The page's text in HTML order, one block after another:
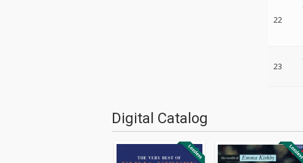
22
23
Digital Catalog